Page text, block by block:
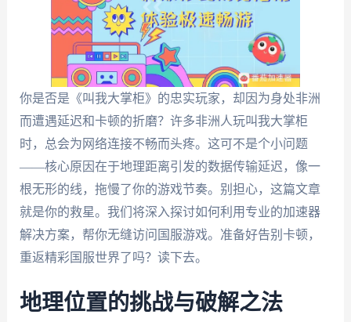
你是否是《叫我大掌柜》的忠实玩家，却因为身处非洲
而遭遇延迟和卡顿的折磨？许多非洲人玩叫我大掌柜
时，总会为网络连接不畅而头疼。这可不是个小问题
——核心原因在于地理距离引发的数据传输延迟，像一
根无形的线，拖慢了你的游戏节奏。别担心，这篇文章
就是你的救星。我们将深入探讨如何利用专业的加速器
解决方案，帮你无缝访问国服游戏。准备好告别卡顿，
重返精彩国服世界了吗？读下去。
地理位置的挑战与破解之法